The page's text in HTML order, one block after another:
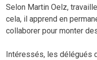
Selon Martin Oelz,
cela, il apprend en
collaborer pour monter
Intéressés, les délégués